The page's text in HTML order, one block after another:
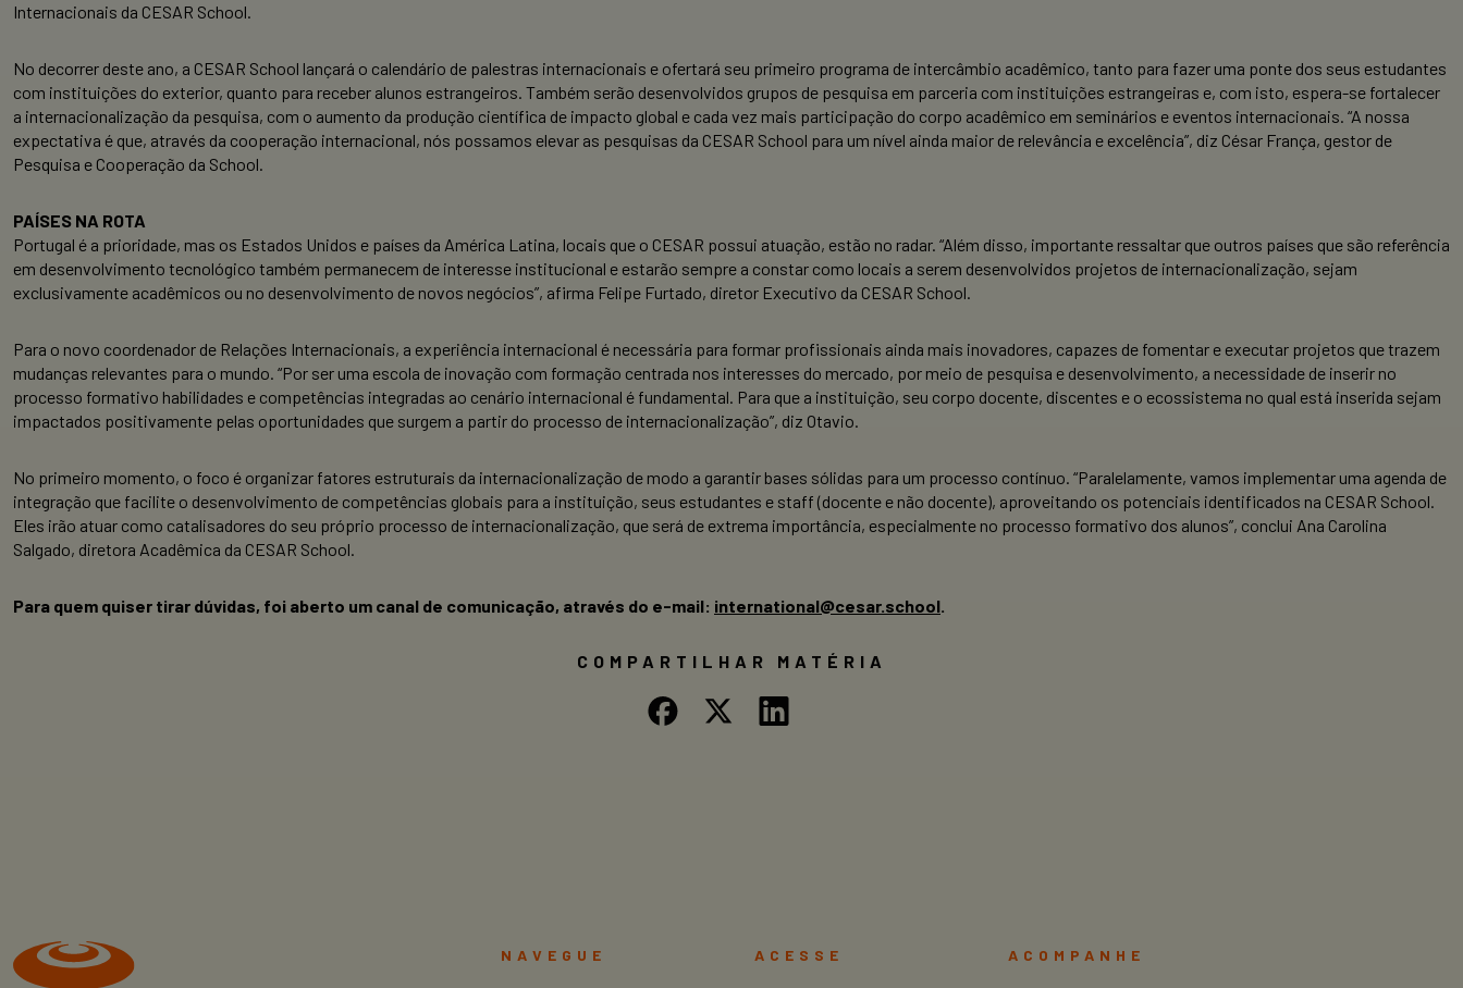
Internacionais da CESAR School.
No decorrer deste ano, a CESAR School lançará o calendário de palestras internacionais e ofertará seu primeiro programa de intercâmbio acadêmico, tanto para fazer uma ponte dos seus estudantes
com instituições do exterior, quanto para receber alunos estrangeiros. Também serão desenvolvidos grupos de pesquisa em parceria com instituições estrangeiras e, com isto, espera-se fortalecer
a internacionalização da pesquisa, com o aumento da produção científica de impacto global e cada vez mais participação do corpo acadêmico em seminários e eventos internacionais. “A nossa
expectativa é que, através da cooperação internacional, nós possamos elevar as pesquisas da CESAR School para um nível ainda maior de relevância e excelência”, diz César França, gestor de
Pesquisa e Cooperação da School.
PAÍSES NA ROTA
Portugal é a prioridade, mas os Estados Unidos e países da América Latina, locais que o CESAR possui atuação, estão no radar. “Além disso, importante ressaltar que outros países que são referência
em desenvolvimento tecnológico também permanecem de interesse institucional e estarão sempre a constar como locais a serem desenvolvidos projetos de internacionalização, sejam
exclusivamente acadêmicos ou no desenvolvimento de novos negócios”, afirma Felipe Furtado, diretor Executivo da CESAR School.
Para o novo coordenador de Relações Internacionais, a experiência internacional é necessária para formar profissionais ainda mais inovadores, capazes de fomentar e executar projetos que trazem
mudanças relevantes para o mundo. “Por ser uma escola de inovação com formação centrada nos interesses do mercado, por meio de pesquisa e desenvolvimento, a necessidade de inserir no
processo formativo habilidades e competências integradas ao cenário internacional é fundamental. Para que a instituição, seu corpo docente, discentes e o ecossistema no qual está inserida sejam
impactados positivamente pelas oportunidades que surgem a partir do processo de internacionalização”, diz Otavio.
No primeiro momento, o foco é organizar fatores estruturais da internacionalização de modo a garantir bases sólidas para um processo contínuo. “Paralelamente, vamos implementar uma agenda de
integração que facilite o desenvolvimento de competências globais para a instituição, seus estudantes e staff (docente e não docente), aproveitando os potenciais identificados na CESAR School.
Eles irão atuar como catalisadores do seu próprio processo de internacionalização, que será de extrema importância, especialmente no processo formativo dos alunos”, conclui Ana Carolina
Salgado, diretora Acadêmica da CESAR School.
Para quem quiser tirar dúvidas, foi aberto um canal de comunicação, através do e-mail: international@cesar.school.
COMPARTILHAR MATÉRIA
NAVEGUE ACESSE ACOMPANHE